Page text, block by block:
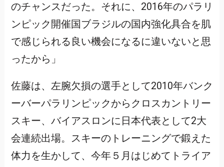
のチャンスだった。それに、2016年のパラリ
ンピック開催国ブラジルの国内強化具合を肌
で感じられる良い機会になるに違いないと思
ったから」
佐藤は、左腕欠損の選手として2010年バンク
ーバーパラリンピックからクロスカントリー
スキー、バイアスロンに日本代表として2大
会連続出場。スキーのトレーニングで鍛えた
体力を生かして、今年５月はじめてトライア